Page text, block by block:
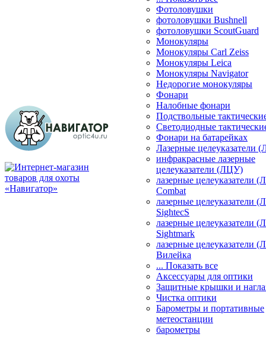
Фотоловушки
фотоловушки Bushnell
фотоловушки ScoutGuard
Монокуляры
Монокуляры Carl Zeiss
Монокуляры Leica
Монокуляры Navigator
Недорогие монокуляры
Фонари
Налобные фонари
Подствольные
Светодиодные
Фонари на батарейках
Лазерные целеуказатели
инфракрасные лазерные
целеуказатели (ЛЦУ)
лазерные целеуказатели
Combat
лазерные целеуказатели
SightecS
лазерные целеуказатели
Sightmark
лазерные целеуказатели
Вилейка
... Показать все
Аксессуары для оптики
Защитные крышки и
Чистка оптики
Барометры и портативные
метеостанции
барометры